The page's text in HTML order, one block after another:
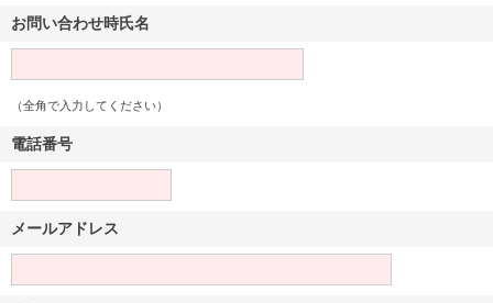
お問い合わせ時氏名
（全角で入力してください）
電話番号
メールアドレス